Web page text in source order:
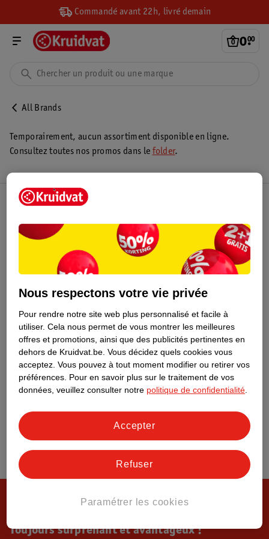
Commandé avant 22h, livré demain
0.
00
All Brands
Temporairement, aucun assortiment disponible en ligne.
Consultez toutes nos promos dans le folder.
Toujours surprenant et avantageux !
Nous respectons votre vie privée
Pour rendre notre site web plus personnalisé et facile à
utiliser. Cela nous permet de vous montrer les meilleures
offres et promotions, ainsi que des publicités pertinentes en
dehors de Kruidvat.be. Vous décidez quels cookies vous
acceptez. Vous pouvez à tout moment modifier ou retirer vos
préférences. Pour en savoir plus sur le traitement de vos
données, veuillez consulter notre politique de confidentialité
Paramétrer les cookies
Refuser
Accepter